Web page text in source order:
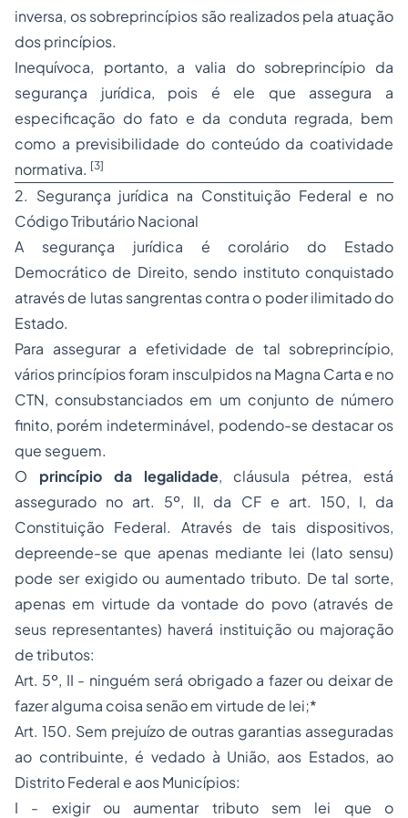
inversa, os sobreprincípios são realizados pela atuação
dos princípios.
Inequívoca, portanto, a valia do sobreprincípio da
segurança jurídica, pois é ele que assegura a
especificação do fato e da conduta regrada, bem
como a previsibilidade do conteúdo da coatividade
normativa. [3]
2. Segurança jurídica na Constituição Federal e no
Código Tributário Nacional
A segurança jurídica é corolário do Estado
Democrático de Direito, sendo instituto conquistado
através de lutas sangrentas contra o poder ilimitado do
Estado.
Para assegurar a efetividade de tal sobreprincípio,
vários princípios foram insculpidos na Magna Carta e no
CTN, consubstanciados em um conjunto de número
finito, porém indeterminável, podendo-se destacar os
que seguem.
O princípio da legalidade, cláusula pétrea, está
assegurado no art. 5º, II, da CF e art. 150, I, da
Constituição Federal. Através de tais dispositivos,
depreende-se que apenas mediante lei (lato sensu)
pode ser exigido ou aumentado tributo. De tal sorte,
apenas em virtude da vontade do povo (através de
seus representantes) haverá instituição ou majoração
de tributos:
Art. 5º, II - ninguém será obrigado a fazer ou deixar de
fazer alguma coisa senão em virtude de lei;*
Art. 150. Sem prejuízo de outras garantias asseguradas
ao contribuinte, é vedado à União, aos Estados, ao
Distrito Federal e aos Municípios:
I - exigir ou aumentar tributo sem lei que o